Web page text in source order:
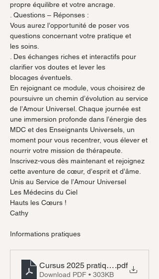
propre équilibre et votre ancrage.
. Questions – Réponses :
Vous aurez l’opportunité de poser vos
questions concernant votre pratique et
les soins.
. Des échanges riches et interactifs pour
clarifier vos doutes et lever les
blocages éventuels.
En rejoignant ce module, vous choisirez de
poursuivre un chemin d’évolution au service
de l’Amour Universel. Chaque journée est
une immersion profonde dans l’énergie des
MDC et des Enseignants Universels, un
moment pour vous recentrer, vous élever et
nourrir votre mission de thérapeute.
Inscrivez-vous dès maintenant et rejoignez
cette aventure de cœur, d’esprit et d’âme.
Unis au Service de l’Amour Universel
Les Médecins du Ciel
Hauts les Cœurs !
Cathy
Informations pratiques
Cursus 2025 pratique avancée
.pdf
Download PDF • 303KB